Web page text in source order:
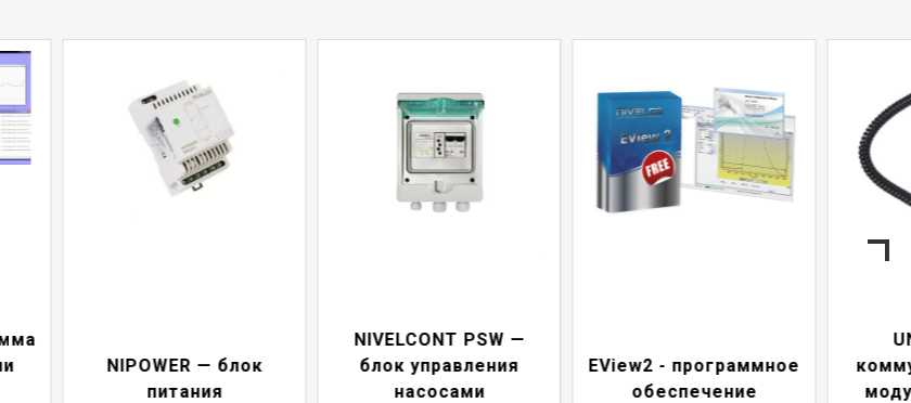
NIPOWER — блок
NIVELCONT PSW —
блок управления
EView2 - программное
обеспечение
UNICOMM —
модуль HART-